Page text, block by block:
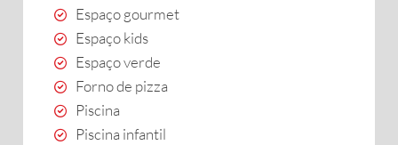
Espaço gourmet
Espaço kids
Espaço verde
Forno de pizza
Piscina
Piscina infantil